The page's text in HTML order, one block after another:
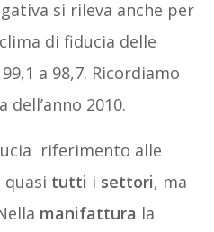
si rileva anche per
di fiducia delle
a 98,7. Ricordiamo
dell’anno 2010.
riferimento alle
quasi tutti i settori, ma
manifattura la